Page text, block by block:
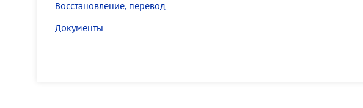
Восстановление, перевод
Документы